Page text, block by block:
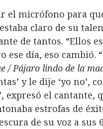
el micrófono para
claro de su
de tantos. “Ellos
ese día, eso cambió.
/ Pájaro lindo de la
y le dije ‘yo no’,
expresó el cantante,
estrofas de
de su voz a sus